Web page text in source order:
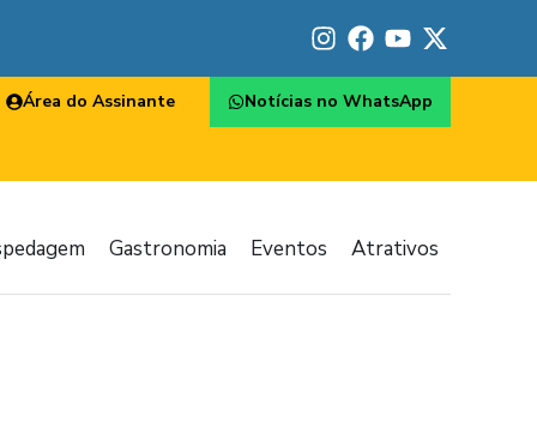
Área do Assinante Notícias no WhatsApp
Gastronomia Eventos Atrativos